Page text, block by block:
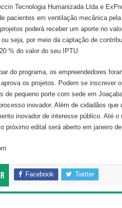
Tecnologia Humanizada Ltda e
pacientes em ventilação mecânica
poderá receber um aporte no
seja, por meio da captação de
% do valor do seu IPTU.
do programa, os empreendedores
os projetos. Podem se inscrever
de pequeno porte com sede em
inovador. Além de cidadãos
inovador de interesse público. Até
próximo edital será aberto em janeiro
Facebook Twitter